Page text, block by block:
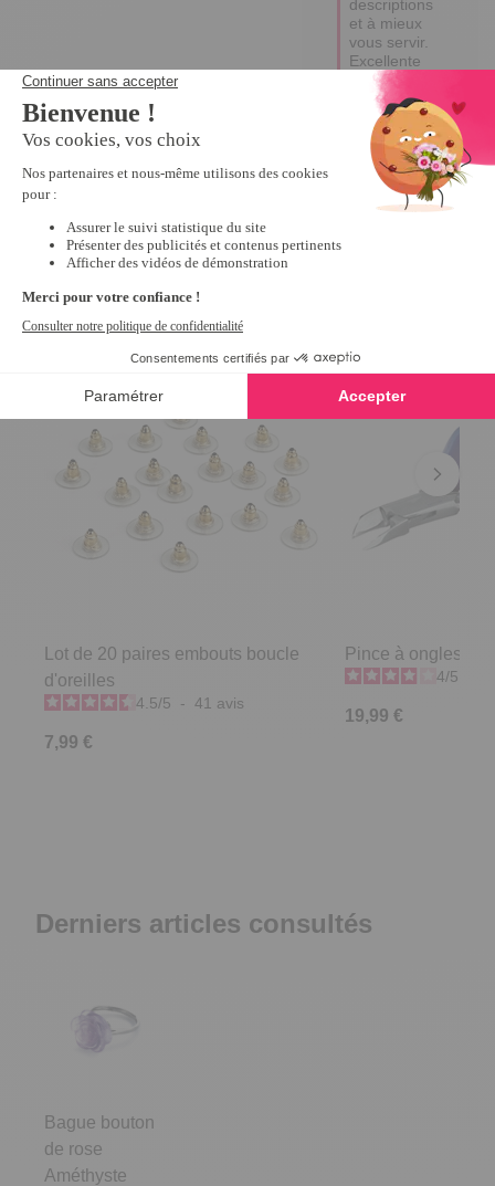
descriptions
et à mieux
vous servir.
Excellente
journée !
Emma
Nous vous recommandons
Lot de 20 paires embouts boucle
d'oreilles
4.5/5 - 41 avis
7,99 €
Pince à ongles
4/5
19,99 €
Derniers articles consultés
Bague bouton
de rose
Améthyste